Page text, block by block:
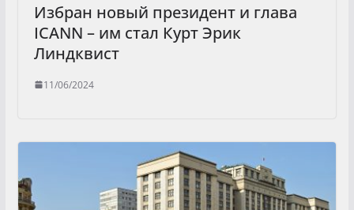
Избран новый президент и глава
ICANN – им стал Курт Эрик
Линдквист
11/06/2024